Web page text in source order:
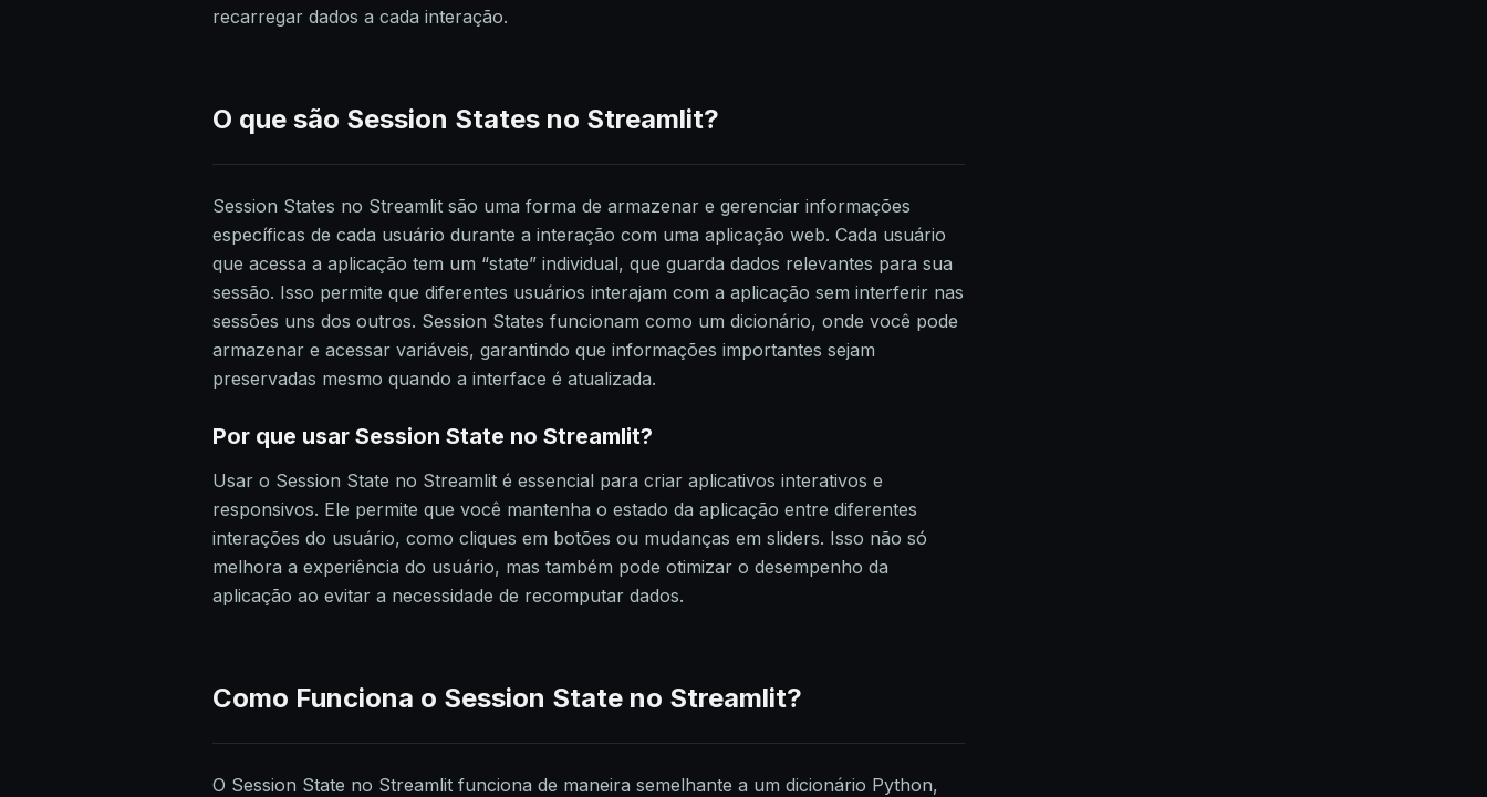
recarregar dados a cada interação.
O que são Session States no Streamlit?
Session States no Streamlit são uma forma de armazenar e gerenciar informações
específicas de cada usuário durante a interação com uma aplicação web. Cada usuário
que acessa a aplicação tem um “state” individual, que guarda dados relevantes para sua
sessão. Isso permite que diferentes usuários interajam com a aplicação sem interferir nas
sessões uns dos outros. Session States funcionam como um dicionário, onde você pode
armazenar e acessar variáveis, garantindo que informações importantes sejam
preservadas mesmo quando a interface é atualizada.
Por que usar Session State no Streamlit?
Usar o Session State no Streamlit é essencial para criar aplicativos interativos e
responsivos. Ele permite que você mantenha o estado da aplicação entre diferentes
interações do usuário, como cliques em botões ou mudanças em sliders. Isso não só
melhora a experiência do usuário, mas também pode otimizar o desempenho da
aplicação ao evitar a necessidade de recomputar dados.
Como Funciona o Session State no Streamlit?
O Session State no Streamlit funciona de maneira semelhante a um dicionário Python,